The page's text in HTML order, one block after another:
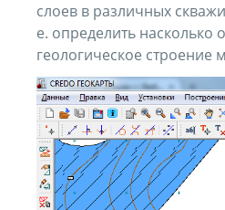
слоев в различных
е. определить насколько
геологическое строение